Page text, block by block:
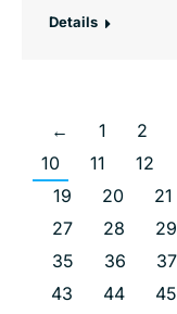
Details
← 1 2
10
11 12
19
20 21
27
28 29
35
36 37
43
44 45